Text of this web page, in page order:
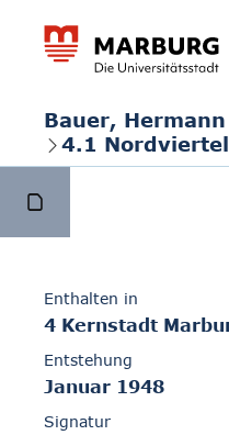
Bauer, Hermann
4.1 Nordviertel
Enthalten in
4 Kernstadt
Entstehung
Januar 1948
Signatur